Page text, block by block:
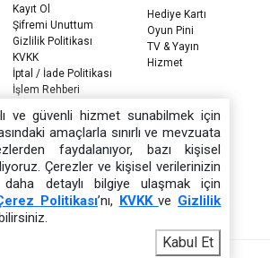
ve güvenli hizmet sunabilmek için
amaçlarla sınırlı ve mevzuata
faydalanıyor, bazı kişisel
Çerezler ve kişisel verilerinizin
daha detaylı bilgiye ulaşmak için
Politikası’nı, KVKKve Gizlilik
Kabul Et
Kayıt Ol
Şifremi Unuttum
Gizlilik Politikası
KVKK
İptal / İade Politikası
İşlem Rehberi
Hediye Kartı
Oyun Pini
TV & Yayın
Hizmet